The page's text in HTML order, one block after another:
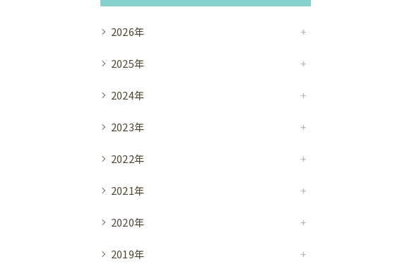
2026年
2025年
2024年
2023年
2022年
2021年
2020年
2019年